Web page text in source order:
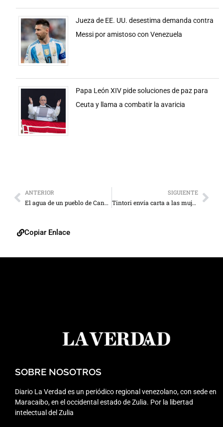
Jueza de EE. UU. desestima demanda contra
Messi por amistoso con Venezuela
Papa León XIV pide soluciones de paz para
Ceuta y llama a combatir la avaricia
ANTERIOR
El agua de un pueblo de Canadá se tornó rosada
SIGUIENTE
Tintori envía carta a las mujeres venezolanas en su día
Copiar Enlace
SOBRE NOSOTROS
Diario La Verdad es un periódico regional venezolano, con sede en
Maracaibo, en el occidental estado de Zulia. Por la libertad
intelectual del Zulia